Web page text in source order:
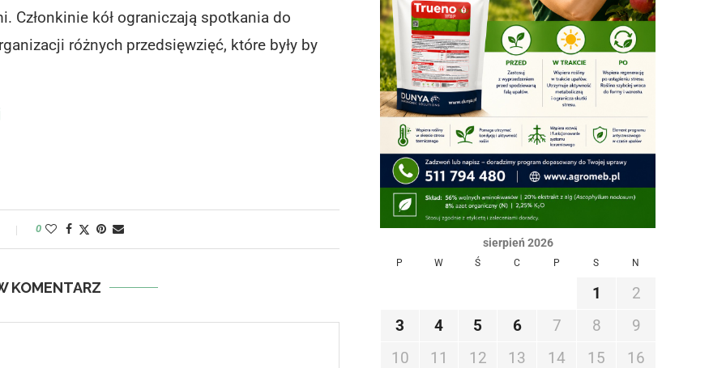
Członkinie kół ograniczają spotkania do
różnych przedsięwzięć, które były by
0
KOMENTARZ
sierpień 2026
P W Ś C P S N
1
2
3
4 5 6 7 8
9
10
11 12 13 14 15
16